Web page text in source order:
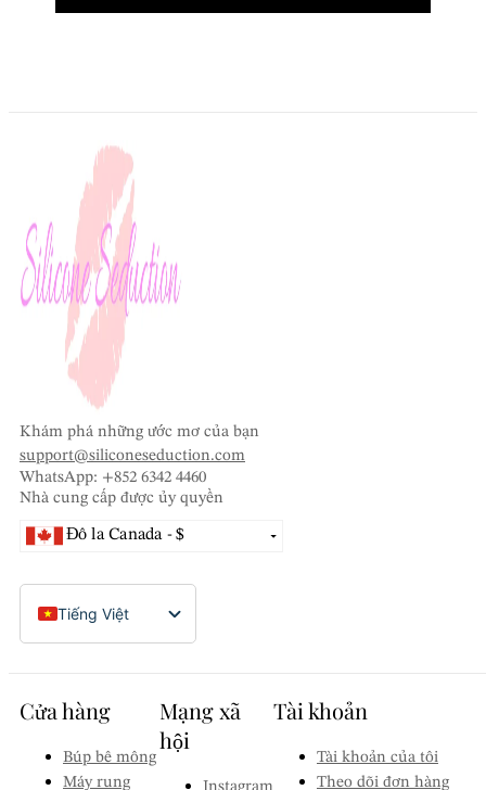
Krona Iceland - Ikr
Đồng Đô la Hồng Kông - HK$
Bảng Anh - £
Euro - €
Krone Đan Mạch - Dkr
Đồng Nhân dân tệ Trung Quốc -
Đồng Real Brazil - R$
Đô la Úc - AU$
Đô la Mỹ - $
Norsk bokmål
Polski
Português
Español
Svenska
ไทย
Khám phá những ước mơ của bạn
support@siliconeseduction.com
WhatsApp: +852 6342 4460
Nhà cung cấp được ủy quyền
Đô la Canada - $
Đồng Won Hàn Quốc - ₩
Đồng Đô la Singapore - S$
Tiếng Việt
English (Canada)
Nederlands
Suomi
Cửa hàng
Búp bê mông
Máy rung
Mạng xã
hội
Tài khoản
Tài khoản của tôi
Theo dõi đơn hàng